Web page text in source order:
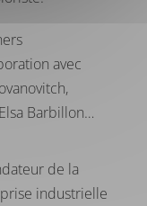
avec
Barbillon…
de la
industrielle